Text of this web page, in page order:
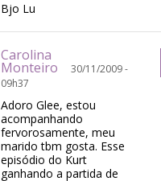
Bjo Lu
Carolina
Monteiro
30/11/2009 -
09h37
Adoro Glee, estou
acompanhando
fervorosamente, meu
marido tbm gosta. Esse
episódio do Kurt
ganhando a partida de